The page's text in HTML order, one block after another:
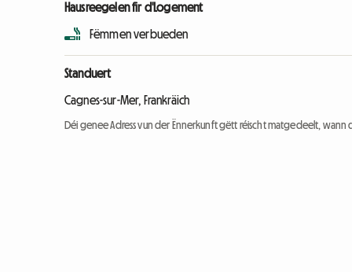
Hausreegelen fir d'Logement
Fëmmen verbueden
Standuert
Cagnes-sur-Mer, Frankräich
Déi genee Adress vun der Ënnerkunft gëtt réischt matgedeelt, wann